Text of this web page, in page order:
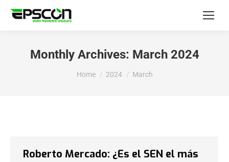
Monthly Archives: March 2024
You are here:
Home 2024 March
Roberto Mercado: ¿Es el SEN el más